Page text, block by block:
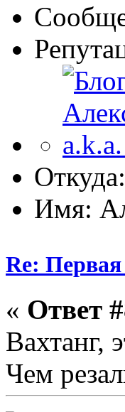
Имя:
Re:
« Ответ
Вахтанг,
Чем